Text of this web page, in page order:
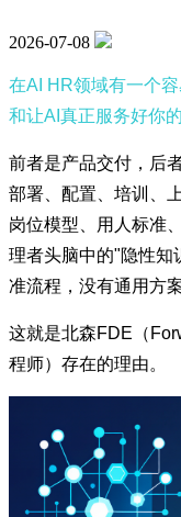
2026-07-08
在AI HR领域有一个
和让AI真正服务好你
前者是产品交付，后
部署、配置、培训、
岗位模型、用人标准
理者头脑中的"隐性
准流程，没有通用方
这就是北森FDE（
程师）存在的理由。